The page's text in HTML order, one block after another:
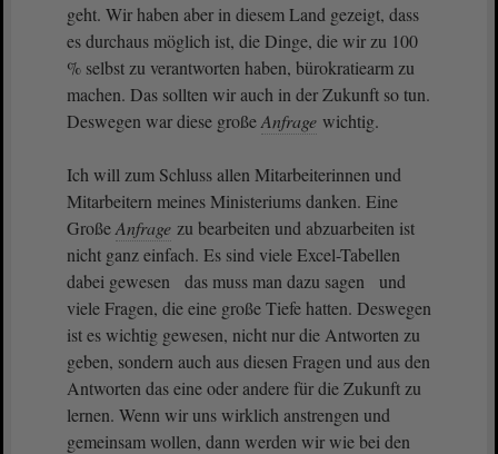
geht. Wir haben aber in diesem Land gezeigt, dass
es durchaus möglich ist, die Dinge, die wir zu 100
% selbst zu verantworten haben, bürokratiearm zu
machen. Das sollten wir auch in der Zukunft so tun.
Deswegen war diese großeAnfrage wichtig.
Ich will zum Schluss allen Mitarbeiterinnen und
Mitarbeitern meines Ministeriums danken. Eine
GroßeAnfrage zu bearbeiten und abzuarbeiten ist
nicht ganz einfach. Es sind viele Excel-Tabellen
dabei gewesen das muss man dazu sagen und
viele Fragen, die eine große Tiefe hatten. Deswegen
ist es wichtig gewesen, nicht nur die Antworten zu
geben, sondern auch aus diesen Fragen und aus den
Antworten das eine oder andere für die Zukunft zu
lernen. Wenn wir uns wirklich anstrengen und
gemeinsam wollen, dann werden wir wie bei den